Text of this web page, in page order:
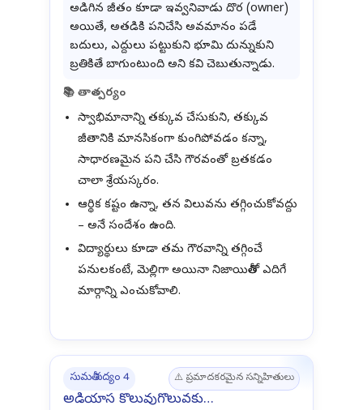
అడిగిన జీతం కూడా ఇవ్వనివాడు దొర (owner)
అయితే, అతడికి పనిచేసి అవమానం పడే
బదులు, ఎద్దులు పట్టుకుని భూమి దున్నుకుని
బ్రతికితే బాగుంటుంది అని కవి చెబుతున్నాడు.
📚 తాత్పర్యం
స్వాభిమానాన్ని తక్కువ చేసుకుని, తక్కువ
జీతానికి మానసికంగా కుంగిపోవడం కన్నా,
సాధారణమైన పని చేసి గౌరవంతో బ్రతకడం
చాలా శ్రేయస్కరం.
ఆర్థిక కష్టం ఉన్నా, తన విలువను తగ్గించుకోవద్దు
– అనే సందేశం ఉంది.
విద్యార్థులు కూడా తమ గౌరవాన్ని తగ్గించే
పనులకంటే, మెల్లిగా అయినా నిజాయితీతో ఎదిగే
మార్గాన్ని ఎంచుకోవాలి.
సుమతీ పద్యం 4 ⚠️ ప్రమాదకరమైన సన్నిహితులు
అడియాస కొలువుగొలువకు…